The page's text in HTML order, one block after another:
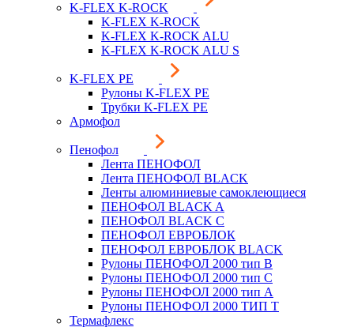
K-FLEX K-ROCK
K-FLEX K-ROCK
K-FLEX K-ROCK ALU
K-FLEX K-ROCK ALU S
K-FLEX PE
Рулоны K-FLEX PE
Трубки K-FLEX PE
Армофол
Пенофол
Лента ПЕНОФОЛ
Лента ПЕНОФОЛ BLACK
Ленты алюминиевые самоклеющиеся
ПЕНОФОЛ BLACK A
ПЕНОФОЛ BLACK С
ПЕНОФОЛ ЕВРОБЛОК
ПЕНОФОЛ ЕВРОБЛОК BLACK
Рулоны ПЕНОФОЛ 2000 тип B
Рулоны ПЕНОФОЛ 2000 тип C
Рулоны ПЕНОФОЛ 2000 тип А
Рулоны ПЕНОФОЛ 2000 ТИП Т
Термафлекс